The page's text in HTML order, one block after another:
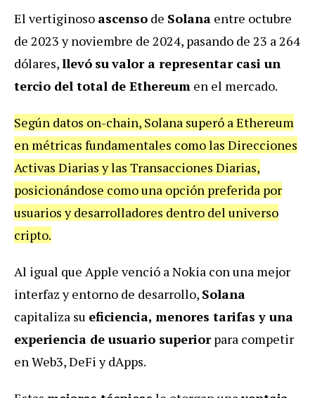
El vertiginoso ascenso de Solana entre octubre
de 2023 y noviembre de 2024, pasando de 23 a 264
dólares,llevó suvalor a representar casi un
tercio del total de Ethereum en el mercado.
Según datos on-chain, Solana superó a Ethereum
en métricas fundamentales como las Direcciones
Activas Diarias y las Transacciones Diarias,
posicionándose como una opción preferida por
usuarios y desarrolladores dentro del universo
cripto.
Al igual que Apple venció a Nokia con una mejor
interfaz y entorno de desarrollo, Solana
capitaliza su eficiencia, menores tarifas y una
experiencia de usuario superiorpara competir
en Web3, DeFi y dApps.